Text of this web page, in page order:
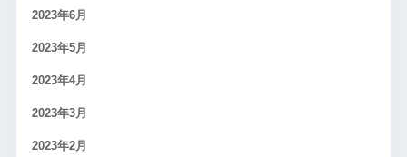
2023年6月
2023年5月
2023年4月
2023年3月
2023年2月